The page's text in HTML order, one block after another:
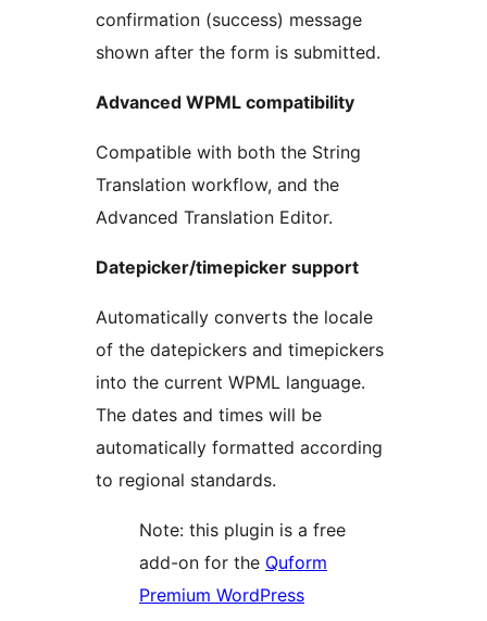
confirmation (success) message
shown after the form is submitted.
Advanced WPML compatibility
Compatible with both the String
Translation workflow, and the
Advanced Translation Editor.
Datepicker/timepicker support
Automatically converts the locale
of the datepickers and timepickers
into the current WPML language.
The dates and times will be
automatically formatted according
to regional standards.
Note: this plugin is a free
add-on for the Quform
Premium WordPress